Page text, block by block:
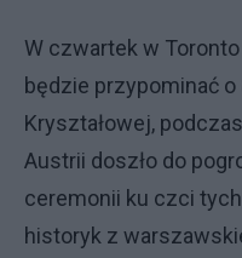
W czwartek w
będzie przypominać
Kryształowej,
Austrii doszło do
ceremonii ku czci
historyk z